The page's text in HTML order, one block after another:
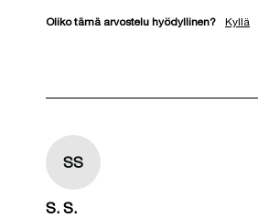
Oliko tämä arvostelu hyödyllinen? Kyllä
SS
S. S.